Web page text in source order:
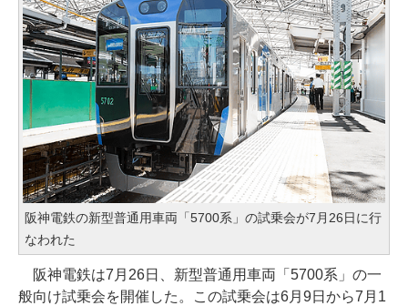
阪神電鉄の新型普通用車両「5700系」の試乗会が7月26日に行
なわれた
阪神電鉄は7月26日、新型普通用車両「5700系」の一
般向け試乗会を開催した。この試乗会は6月9日から7月1